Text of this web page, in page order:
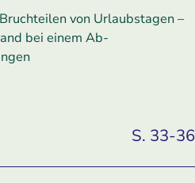
von Urlaubstagen –
bei einem Ab­
S. 33-36